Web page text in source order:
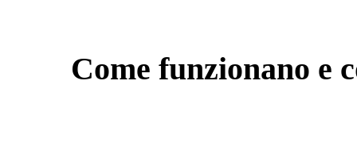
Come funzionano e